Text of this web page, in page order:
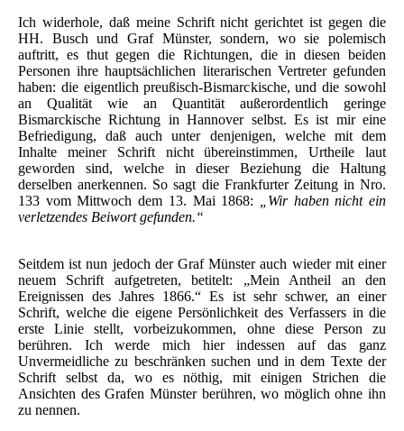
Ich widerhole, daß meine Schrift nicht gerichtet ist gegen die
HH. Busch und Graf Münster, sondern, wo sie polemisch
auftritt, es thut gegen die Richtungen, die in diesen beiden
Personen ihre hauptsächlichen literarischen Vertreter gefunden
haben: die eigentlich preußisch-Bismarckische, und die sowohl
an Qualität wie an Quantität außerordentlich geringe
Bismarckische Richtung in Hannover selbst. Es ist mir eine
Befriedigung, daß auch unter denjenigen, welche mit dem
Inhalte meiner Schrift nicht übereinstimmen, Urtheile laut
geworden sind, welche in dieser Beziehung die Haltung
derselben anerkennen. So sagt die Frankfurter Zeitung in Nro.
133 vom Mittwoch dem 13. Mai 1868:
„Wir haben nicht ein
verletzendes Beiwort gefunden.“
Seitdem ist nun jedoch der Graf Münster auch wieder mit einer
neuem Schrift aufgetreten, betitelt: „Mein Antheil an den
Ereignissen des Jahres 1866.“ Es ist sehr schwer, an einer
Schrift, welche die eigene Persönlichkeit des Verfassers in die
erste Linie stellt, vorbeizukommen, ohne diese Person zu
berühren. Ich werde mich hier indessen auf das ganz
Unvermeidliche zu beschränken suchen und in dem Texte der
Schrift selbst da, wo es nöthig, mit einigen Strichen die
Ansichten des Grafen Münster berühren, wo möglich ohne ihn
zu nennen.